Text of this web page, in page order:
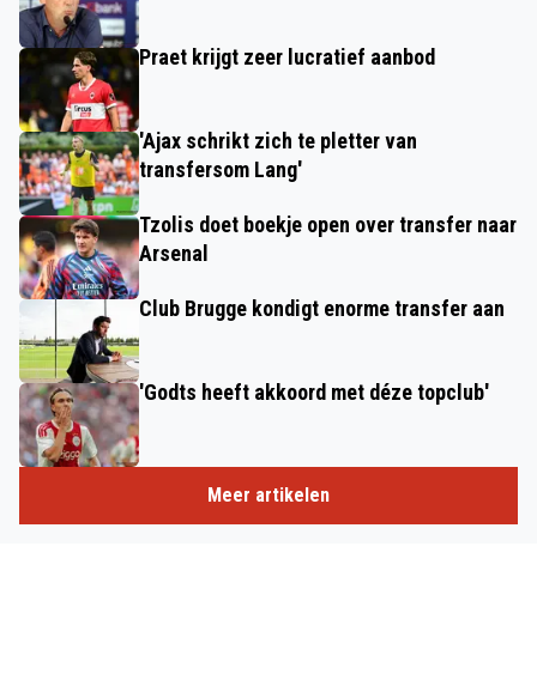
Praet krijgt zeer lucratief aanbod
'Ajax schrikt zich te pletter van
transfersom Lang'
Tzolis doet boekje open over transfer naar
Arsenal
Club Brugge kondigt enorme transfer aan
'Godts heeft akkoord met déze topclub'
Meer artikelen